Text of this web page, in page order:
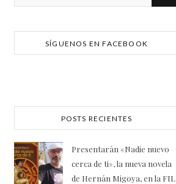
SÍGUENOS EN FACEBOOK
POSTS RECIENTES
Presentarán «Nadie nuevo
cerca de ti», la nueva novela
de Hernán Migoya, en la FIL